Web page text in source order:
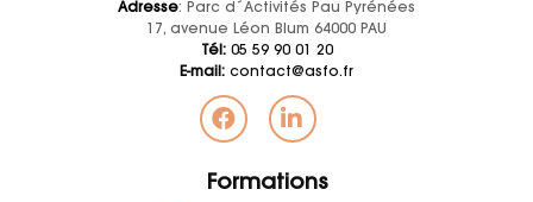
Adresse: Parc d´Activités Pau Pyrénées
17, avenue Léon Blum 64000 PAU
Tél:05 59 90 01 20
E-mail: contact@asfo.fr
Formations